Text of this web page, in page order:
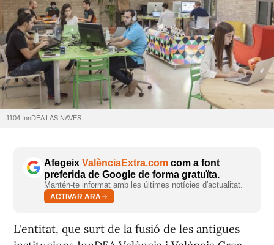
1104 InnDEA LAS NAVES
Afegeix ValènciaExtra.com com a font
preferida de Google de forma gratuïta.
Mantén-te informat amb les últimes notícies d'actualitat.
ACTIVAR ARA
L'entitat, que surt de la fusió de les antigues